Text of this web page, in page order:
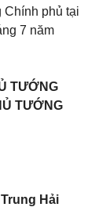
phủ tại
7 năm
TƯỚNG
TƯỚNG
Hải